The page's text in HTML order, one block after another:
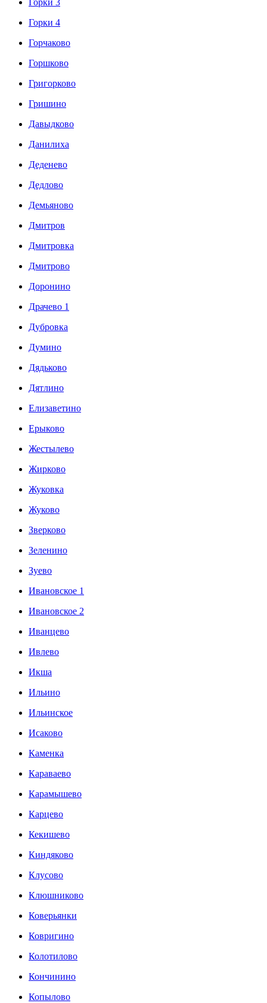
Горки 3
Горки 4
Горчаково
Горшково
Григорково
Гришино
Давыдково
Данилиха
Деденево
Дедлово
Демьяново
Дмитров
Дмитровка
Дмитрово
Доронино
Драчево 1
Дубровка
Думино
Дядьково
Дятлино
Елизаветино
Ерыково
Жестылево
Жирково
Жуковка
Жуково
Зверково
Зеленино
Зуево
Ивановское 1
Ивановское 2
Иванцево
Ивлево
Икша
Ильино
Ильинское
Исаково
Каменка
Караваево
Карамышево
Карцево
Кекишево
Киндяково
Клусово
Клюшниково
Коверьянки
Ковригино
Колотилово
Кончинино
Копылово